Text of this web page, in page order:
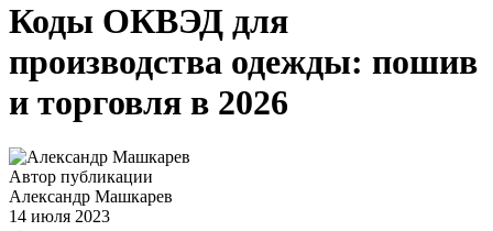
Коды ОКВЭД для
производства одежды: пошив
и торговля в 2026
Автор публикации
Александр Машкарев
14 июля 2023